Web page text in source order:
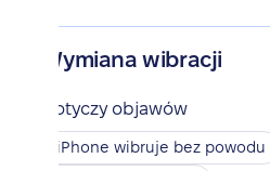
Wymiana wibracji
Dotyczy objawów
iPhone wibruje bez powodu